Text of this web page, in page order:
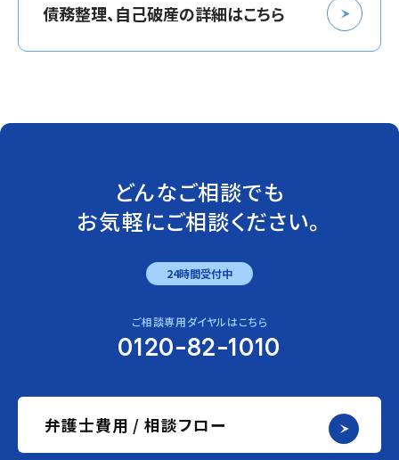
債務整理、自己破産の詳細はこちら
どんなご相談でも
お気軽にご相談ください。
24時間受付中
ご相談専用ダイヤルはこちら
0120-82-1010
弁護士費用 / 相談フロー